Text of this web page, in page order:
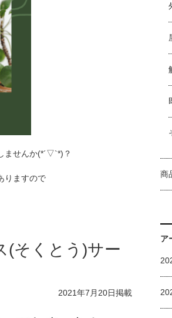
ませんか(*´▽`*)？
りますので
(そくとう)サー
2021年7月20日掲載
商
ア